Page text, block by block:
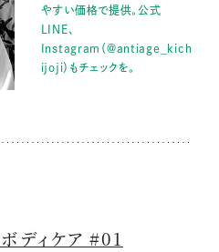
やすい価格で提供。公式
LINE、
Instagram（@antiage_kich
ijoji）もチェックを。
ディケア #01